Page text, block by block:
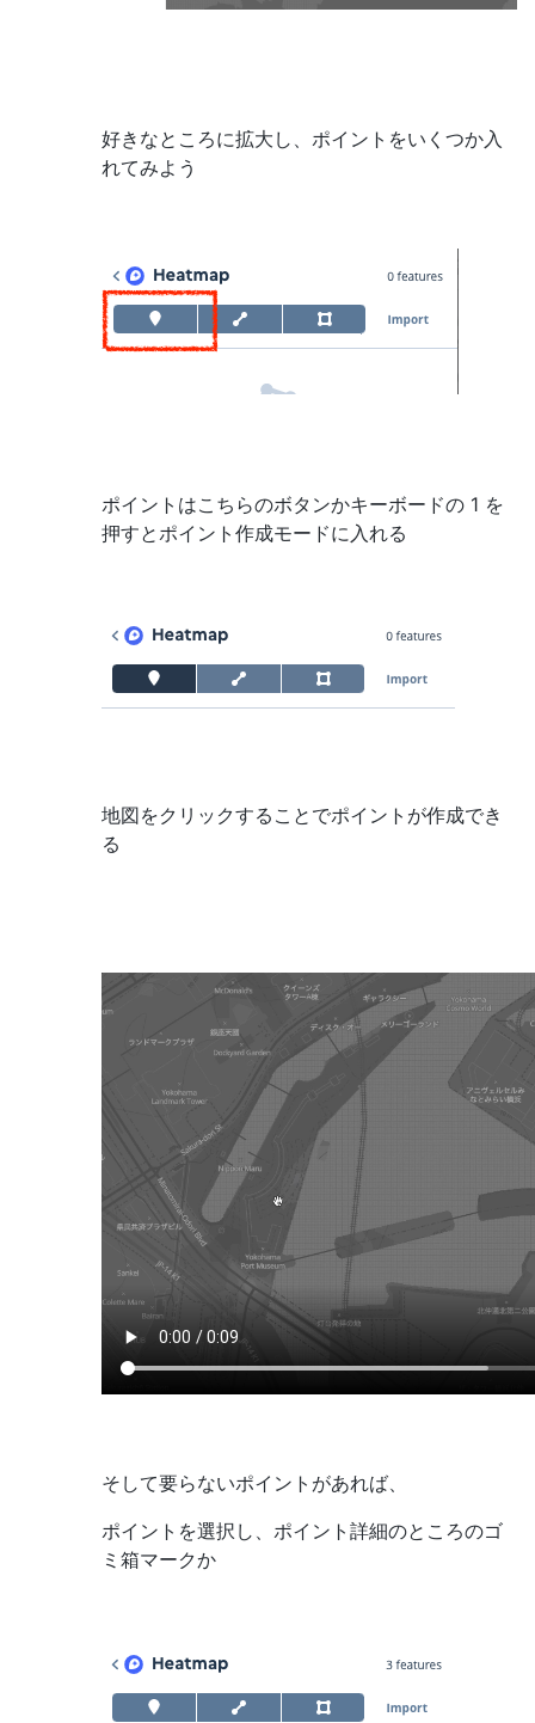
好きなところに拡大し、ポイントをいくつか入
れてみよう
ポイントはこちらのボタンかキーボードの 1 を
押すとポイント作成モードに入れる
地図をクリックすることでポイントが作成でき
る
そして要らないポイントがあれば、
ポイントを選択し、ポイント詳細のところのゴ
ミ箱マークか